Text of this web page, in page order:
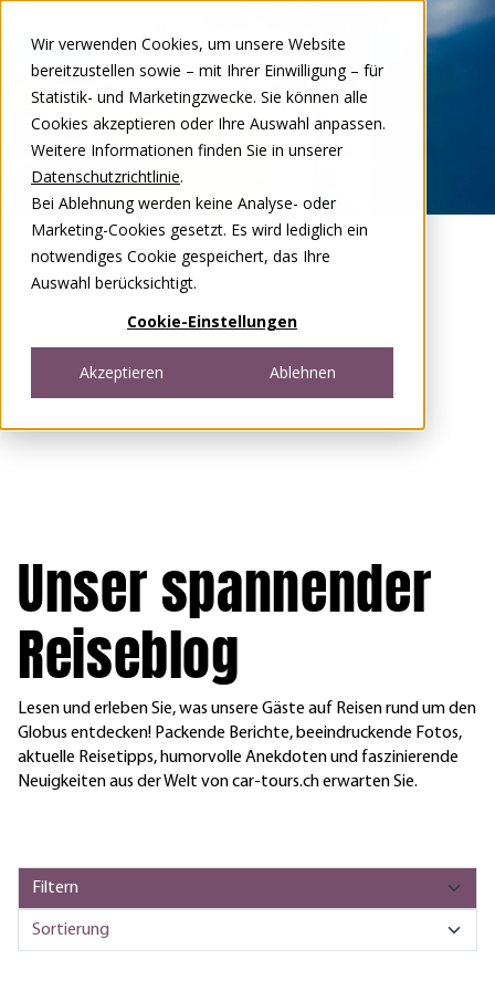
Wir verwenden Cookies, um unsere Website
bereitzustellen sowie – mit Ihrer Einwilligung – für
Statistik- und Marketingzwecke. Sie können alle
Cookies akzeptieren oder Ihre Auswahl anpassen.
Weitere Informationen finden Sie in unserer
Datenschutzrichtlinie.
Bei Ablehnung werden keine Analyse- oder
Marketing-Cookies gesetzt. Es wird lediglich ein
notwendiges Cookie gespeichert, das Ihre
Auswahl berücksichtigt.
Cookie-Einstellungen
Akzeptieren Ablehnen
DEFR
Open menu
Unser spannender
Reiseblog
Lesen und erleben Sie, was unsere Gäste auf Reisen rund um den
Globus entdecken! Packende Berichte, beeindruckende Fotos,
aktuelle Reisetipps, humorvolle Anekdoten und faszinierende
Neuigkeiten aus der Welt von car-tours.ch erwarten Sie.